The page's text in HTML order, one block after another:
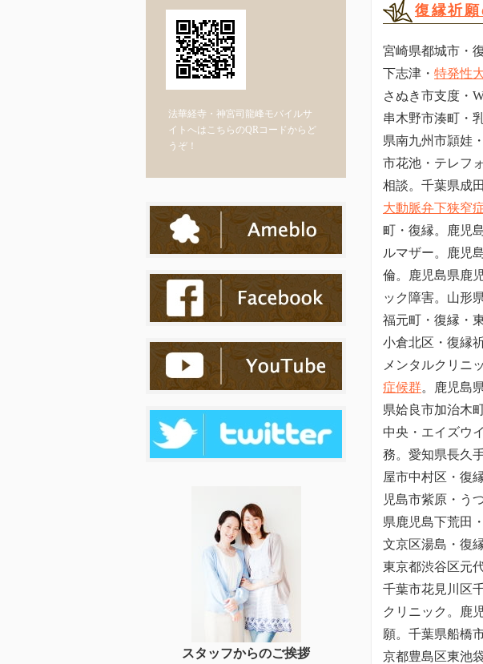
復縁祈
宮崎県都城市・
下志津・ 特発性
さぬき市支度・
串木野市湊町・
県南九州市頴娃
市花池・テレフ
相談。 千葉県成
大動脈弁下狭窄
町・復縁。鹿児
ルマザー。鹿児
倫。鹿児島県鹿
ック障害。山形
福元町・復縁・
小倉北区・復縁
メンタルクリニ
症候群。鹿児島
県姶良市加治木
中央・エイズウ
務。愛知県長久
屋市中村区・復
児島市紫原・う
県鹿児島下荒田
文京区湯島・復縁
東京都渋谷区元
千葉市花見川区
クリニック。鹿
願。千葉県船橋
京都豊島区東池
法華経寺・神宮司龍峰モバイルサ
イトへはこちらのQRコードからど
うぞ！
スタッフからのご挨拶